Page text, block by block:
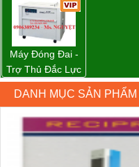
Máy Đóng Đai -
Trợ Thủ Đắc Lực
Cho Mọi Doanh
Nghiệp Trong
Khâu Đóng Gói
DANH MỤC SẢN PHẨM